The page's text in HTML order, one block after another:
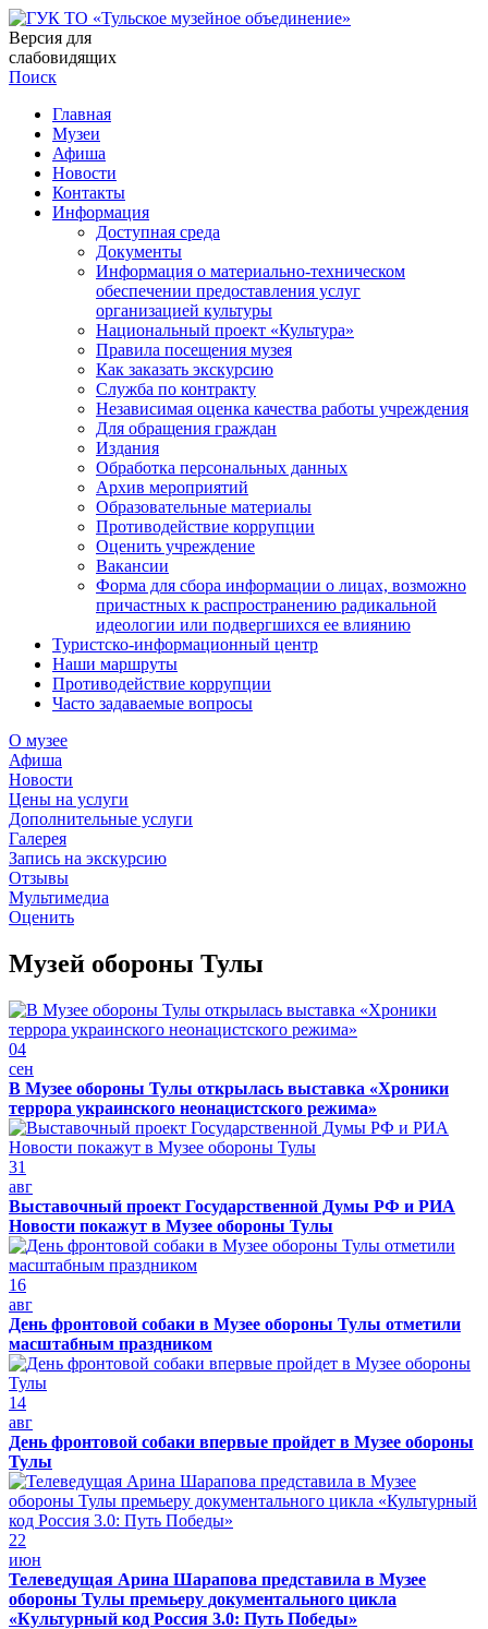
Версия для
слабовидящих
Поиск
Главная
Музеи
Афиша
Новости
Контакты
Информация
Доступная среда
Документы
Информация о материально-техническом
обеспечении предоставления услуг
организацией культуры
Национальный проект «Культура»
Правила посещения музея
Как заказать экскурсию
Служба по контракту
Независимая оценка качества работы учреждения
Для обращения граждан
Издания
Обработка персональных данных
Архив мероприятий
Образовательные материалы
Противодействие коррупции
Оценить учреждение
Вакансии
Форма для сбора информации о лицах, возможно
причастных к распространению радикальной
идеологии или подвергшихся ее влиянию
Туристско-информационный центр
Наши маршруты
Противодействие коррупции
Часто задаваемые вопросы
О музее
Афиша
Новости
Цены на услуги
Дополнительные услуги
Галерея
Запись на экскурсию
Отзывы
Мультимедиа
Оценить
Музей обороны Тулы
04
сен
В Музее обороны Тулы открылась выставка «Хроники
террора украинского неонацистского режима»
31
авг
Выставочный проект Государственной Думы РФ и РИА
Новости покажут в Музее обороны Тулы
16
авг
День фронтовой собаки в Музее обороны Тулы отметили
масштабным праздником
14
авг
День фронтовой собаки впервые пройдет в Музее обороны
Тулы
22
июн
Телеведущая Арина Шарапова представила в Музее
обороны Тулы премьеру документального цикла
«Культурный код Россия 3.0: Путь Победы»